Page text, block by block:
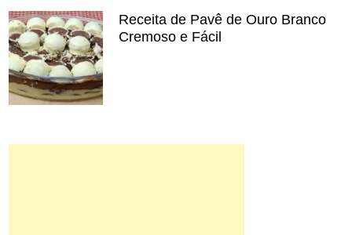
Receita de Pavê de Ouro Branco
Cremoso e Fácil